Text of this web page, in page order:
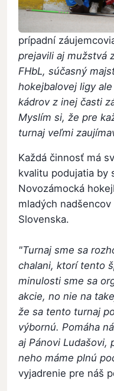
prípadní
prejavili aj mužstvá
FHbL, súčasný
hokejbalovej ligy
kádrov z inej časti
Myslím si, že pre
turnaj veľmi
Každá činnosť má
kvalitu podujatia by
Novozámocká
mladých
Slovenska.
"Turnaj sme sa
chalani, ktorí tento
minulosti sme sa
akcie, no nie na
že sa tento turnaj
výbornú. Pomáha
aj Pánovi Ludašovi,
neho máme plnú
vyjadrenie pre náš